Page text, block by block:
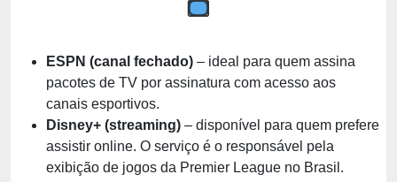
ESPN (canal fechado) – ideal para quem assina
pacotes de TV por assinatura com acesso aos
canais esportivos.
Disney+ (streaming) – disponível para quem prefere
assistir online. O serviço é o responsável pela
exibição de jogos da Premier League no Brasil.